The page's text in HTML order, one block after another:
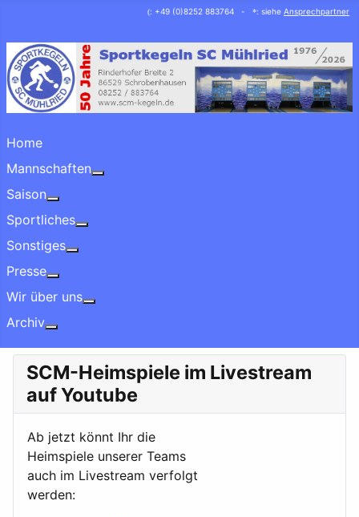
(: +49 (0)8252 883764 - *: siehe Ansprechpartner
Home
Mannschaften
Saison
Sportliches
Sonstiges
Presse
Wir über uns
Archiv
SCM-Heimspiele im Livestream
auf Youtube
Ab jetzt könnt Ihr die
Heimspiele unserer Teams
auch im Livestream verfolgt
werden: